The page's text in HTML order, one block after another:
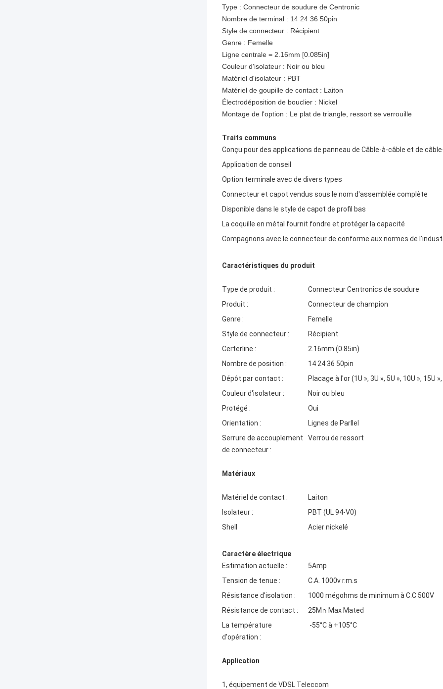
Type : Connecteur de soudure de Centronic
Nombre de terminal : 14 24 36 50pin
Style de connecteur : Récipient
Genre : Femelle
Ligne centrale = 2.16mm [0.085in]
Couleur d'isolateur : Noir ou bleu
Matériel d'isolateur : PBT
Matériel de goupille de contact : Laiton
Électrodéposition de bouclier : Nickel
Montage de l'option : Le plat de triangle, ressort se verrouille
Traits communs
Conçu pour des applications de panneau de Câble-à-câble et de
Application de conseil
Option terminale avec de divers types
Connecteur et capot vendus sous le nom d'assemblée complète
Disponible dans le style de capot de profil bas
La coquille en métal fournit fondre et protéger la capacité
Compagnons avec le connecteur de conforme aux normes de
Caractéristiques du produit
Type de produit :
Connecteur Centronics de soudure
Produit :
Connecteur de champion
Genre :
Femelle
Style de connecteur :
Récipient
Certerline :
2.16mm (0.85in)
Nombre de position :
14 24 36 50pin
Dépôt par contact :
Placage à l'or (1U », 3U », 5U », 10U », 15U
Couleur d'isolateur :
Noir ou bleu
Protégé :
Oui
Orientation :
Lignes de Parllel
Serrure de accouplement
de connecteur :
Verrou de ressort
Matériaux
Matériel de contact :
Laiton
Isolateur :
PBT (UL 94-V0)
Shell
Acier nickelé
Caractère électrique
Estimation actuelle :
5Amp
Tension de tenue :
C.A. 1000v r.m.s
Résistance d'isolation :
1000 mégohms de minimum à C.C 500V
Résistance de contact :
25M∩ Max Mated
La température
d'opération :
-55°C à +105°C
Application
1, équipement de VDSL Teleccom